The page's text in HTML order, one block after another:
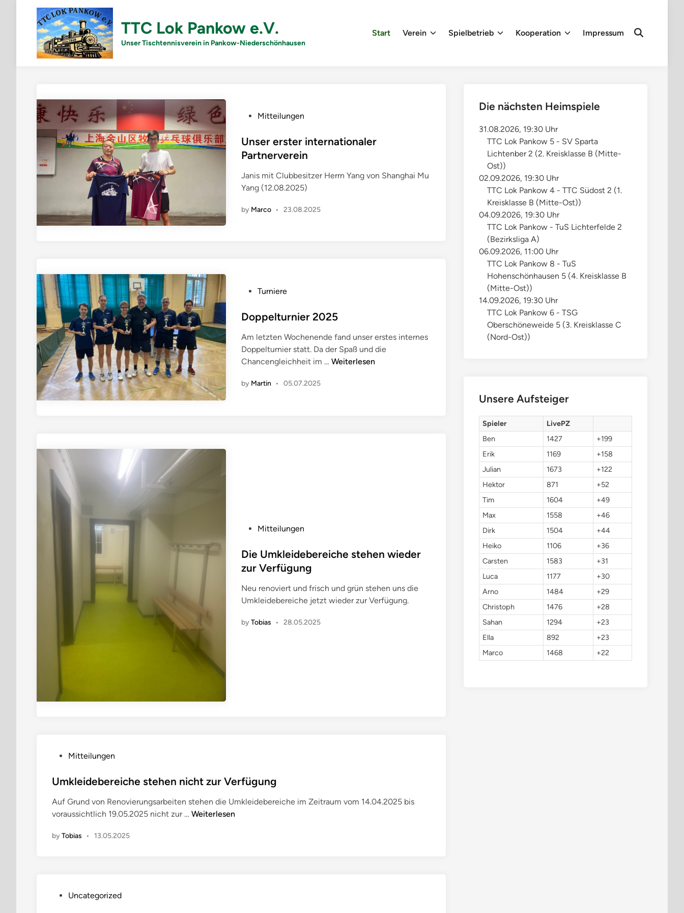
content
TTC Lok Pankow e.V.
Unser Tischtennisverein in Pankow-Niederschönhausen
Start Verein Spielbetrieb Kooperation Impressum
s
t
d
i
Mitteilungen
Unser erster internationaler
Partnerverein
Janis mit Clubbesitzer Herrn Yang von Shanghai Mu
Yang (12.08.2025)
by Marco • 23.08.2025
s
e
d
i
Turniere
Doppelturnier 2025
Am letzten Wochenende fand unser erstes internes
Doppelturnier statt. Da der Spaß und die
Chancengleichheit im … D
5
Weiterlesen
by Martin • 05.07.2025
s
t
d
i
Mitteilungen
Die Umkleidebereiche stehen wieder
zur Verfügung
Neu renoviert und frisch und grün stehen uns die
Umkleidebereiche jetzt wieder zur Verfügung.
byTobias • 28.05.2025
s
e
d
n
Mitteilungen
Umkleidebereiche stehen nicht zur Verfügung
Auf Grund von Renovierungsarbeiten stehen die Umkleidebereiche im Zeitraum vom 14.04.2025 bis
voraussichtlich 19.05.2025 nicht zur … U
Weiterlesen
byTobias • 13.05.2025
Uncategorized
Die nächsten Heimspiele
31.08.2026, 19:30 Uhr
TTC Lok Pankow 5 - SV Sparta
Lichtenber 2 (2. Kreisklasse B (Mitte-
Ost))
02.09.2026, 19:30 Uhr
TTC Lok Pankow 4 - TTC Südost 2 (1.
Kreisklasse B (Mitte-Ost))
04.09.2026, 19:30 Uhr
TTC Lok Pankow - TuS Lichterfelde 2
(Bezirksliga A)
06.09.2026, 11:00 Uhr
TTC Lok Pankow 8 - TuS
Hohenschönhausen 5 (4. Kreisklasse B
(Mitte-Ost))
14.09.2026, 19:30 Uhr
TTC Lok Pankow 6 - TSG
Oberschöneweide 5 (3. Kreisklasse C
(Nord-Ost))
Unsere Aufsteiger
Spieler
LivePZ
Ben
1427
+199
Erik
1169
+158
Julian
1673
+122
Hektor
871
+52
Tim
1604
+49
Max
1558
+46
Dirk
1504
+44
Heiko
1106
+36
Carsten
1583
+31
Luca
1177
+30
Arno
1484
+29
Christoph
1476
+28
Sahan
1294
+23
Ella
892
+23
Marco
1468 +22